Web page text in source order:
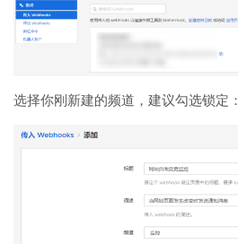
选择你刚新建的频道，建议勾选锁定：